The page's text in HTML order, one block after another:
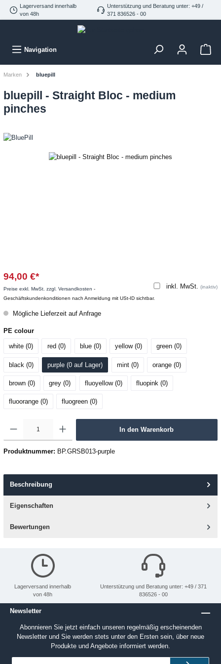
Lagerversand innerhalb
von 48h
Unterstützung und Beratung unter: +49 /
371 836526 - 00
Navigation
Marken bluepill
bluepill - Straight Bloc - medium
pinches
94,00 €*
inkl. MwSt. (inaktiv)
Preise exkl. MwSt. zzgl. Versandkosten -
Geschäftskundenkonditionen nach Anmeldung mit USt-ID sichtbar.
Mögliche Lieferzeit auf Anfrage
PE colour
white (0) red (0) blue (0) yellow (0) green (0)
black (0) purple (0 auf Lager) mint (0) orange (0)
brown (0) grey (0) fluoyellow (0) fluopink (0)
fluoorange (0) fluogreen (0)
In den Warenkorb
Produktnummer: BP.GRSB013-purple
Beschreibung
Eigenschaften
Bewertungen
Lagerversand innerhalb
von 48h
Unterstützung und Beratung unter: +49 / 371
836526 - 00
Newsletter
Abonnieren Sie jetzt einfach unseren regelmäßig erscheinenden
Newsletter und Sie werden stets unter den Ersten sein, über neue
Produkte und Angebote informiert werden.